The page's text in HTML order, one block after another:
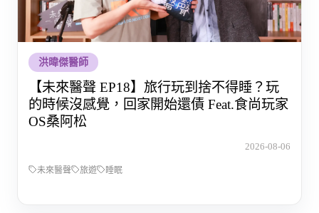
洪暐傑醫師
【未來醫聲 EP18】旅行玩到捨不得睡？玩
的時候沒感覺，回家開始還債 Feat.食尚玩家
OS桑阿松
2026-08-06
未來醫聲 旅遊 睡眠